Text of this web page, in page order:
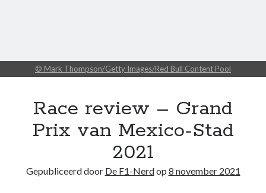
© Mark Thompson/Getty Images/Red Bull Content Pool
Race review – Grand
Prix van Mexico-Stad
2021
Gepubliceerd door De F1-Nerdop 8 november 2021